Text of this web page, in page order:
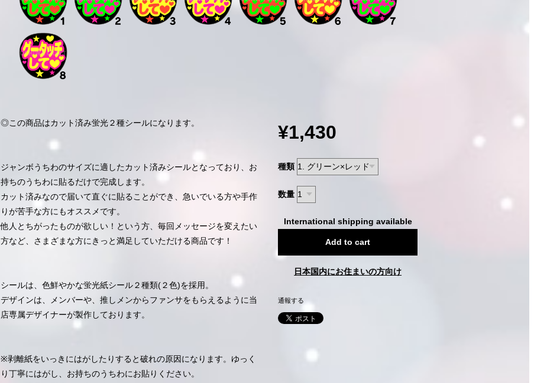
◎この商品はカット済み蛍光２種シールになります。
ジャンボうちわのサイズに適したカット済みシールとなっており、お
持ちのうちわに貼るだけで完成します。
カット済みなので届いて直ぐに貼ることができ、急いでいる方や手作
りが苦手な方にもオススメです。
他人とちがったものが欲しい！という方、毎回メッセージを変えたい
方など、さまざまな方にきっと満足していただける商品です！
シールは、色鮮やかな蛍光紙シール２種類(２色)を採用。
デザインは、メンバーや、推しメンからファンサをもらえるように当
店専属デザイナーが製作しております。
※剥離紙をいっきにはがしたりすると破れの原因になります。ゆっく
り丁寧にはがし、お持ちのうちわにお貼りください。
¥1,430
種類
数量
International shipping available
Add to cart
日本国内にお住まいの方向け
通報する